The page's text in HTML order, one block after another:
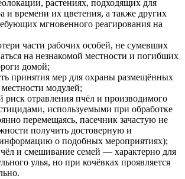
растениях, подходящих для
и времени их цветения, а также других
мгновенного реагирования на
части рабочих особей, не сумевших
на незнакомой местности и погибших
домой;
принятия мер для охраны размещённых
модулей;
отравления пчёл и производимого
используемыми при обработке
перемещаясь, пасечник зачастую не
получить достоверную и
о подобных мероприятиях);
и смешивание семей — характерно для
улья, но при кочёвках проявляется